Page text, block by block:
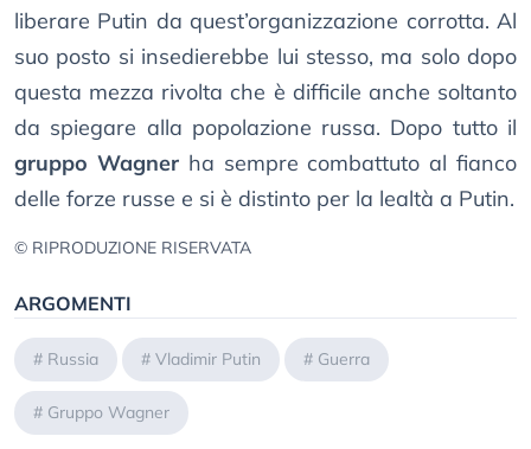
liberare Putin da quest’organizzazione corrotta. Al
suo posto si insedierebbe lui stesso, ma solo dopo
questa mezza rivolta che è difficile anche soltanto
da spiegare alla popolazione russa. Dopo tutto il
gruppo Wagnerha sempre combattuto al fianco
delle forze russe e si è distinto per la lealtà a Putin.
© RIPRODUZIONE RISERVATA
ARGOMENTI
# Russia # Vladimir Putin # Guerra
# Gruppo Wagner